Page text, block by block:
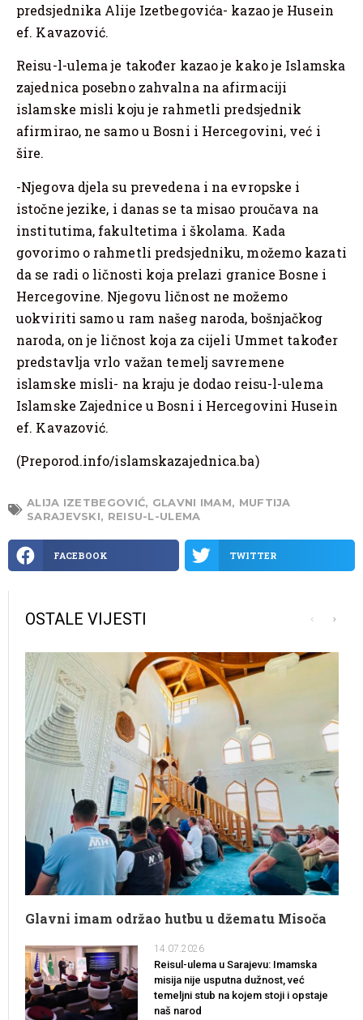
predsjednika Alije Izetbegovića- kazao je Husein
ef. Kavazović.
Reisu-l-ulema je također kazao je kako je Islamska
zajednica posebno zahvalna na afirmaciji
islamske misli koju je rahmetli predsjednik
afirmirao, ne samo u Bosni i Hercegovini, već i
šire.
-Njegova djela su prevedena i na evropske i
istočne jezike, i danas se ta misao proučava na
institutima, fakultetima i školama. Kada
govorimo o rahmetli predsjedniku, možemo kazati
da se radi o ličnosti koja prelazi granice Bosne i
Hercegovine. Njegovu ličnost ne možemo
uokviriti samo u ram našeg naroda, bošnjačkog
naroda, on je ličnost koja za cijeli Ummet također
predstavlja vrlo važan temelj savremene
islamske misli- na kraju je dodao reisu-l-ulema
Islamske Zajednice u Bosni i Hercegovini Husein
ef. Kavazović.
(Preporod.info/islamskazajednica.ba)
ALIJA IZETBEGOVIĆ, GLAVNI IMAM, MUFTIJA
SARAJEVSKI, REISU-L-ULEMA
FACEBOOK TWITTER
OSTALE VIJESTI
Glavni imam održao hutbu u džematu Misoča
14.07.2026
Reisul-ulema u Sarajevu: Imamska
misija nije usputna dužnost, već
temeljni stub na kojem stoji i opstaje
naš narod